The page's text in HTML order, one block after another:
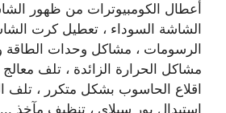
أعطال الكومبيوترات من ظهور
الشاشة السوداء ، تعطيل كرت
الرسومات ، مشاكل وحدات الطاقة و
مشاكل الحرارة الزائدة ، تلف
اقلاع الحاسوب بشكل متكرر ، تلف
استبدال بور سبلاي ، تنظيف مآخذ ...